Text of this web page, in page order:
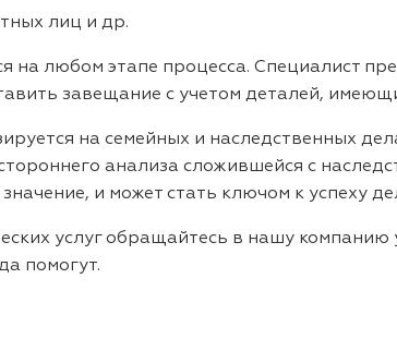
лиц и др.
любом этапе процесса. Специалист
завещание с учетом деталей,
на семейных и наследственных
анализа сложившейся с
и может стать ключом к успеху
услуг обращайтесь в нашу компанию
помогут.